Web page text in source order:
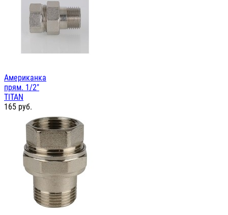
Американка
прям. 1/2"
TITAN
165 руб.